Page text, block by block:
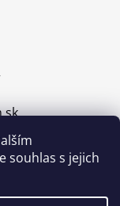
souhlas s jejich